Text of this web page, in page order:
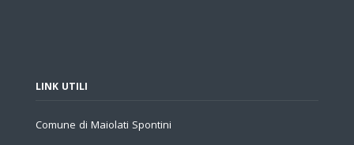
LINK UTILI
Comune di Maiolati Spontini